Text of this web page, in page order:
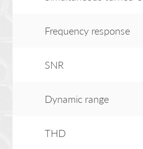
Frequency response
SNR
Dynamic range
THD